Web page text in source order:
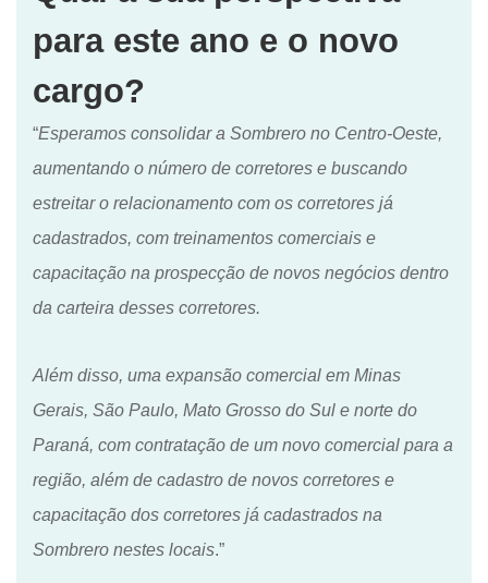
para este ano e o novo
cargo?
“Esperamos consolidar a Sombrero no Centro-Oeste,
aumentando o número de corretores e buscando
estreitar o relacionamento com os corretores já
cadastrados, com treinamentos comerciais e
capacitação na prospecção de novos negócios dentro
da carteira desses corretores.
Além disso, uma expansão comercial em Minas
Gerais, São Paulo, Mato Grosso do Sul e norte do
Paraná, com contratação de um novo comercial para a
região, além de cadastro de novos corretores e
capacitação dos corretores já cadastrados na
Sombrero nestes locais.”